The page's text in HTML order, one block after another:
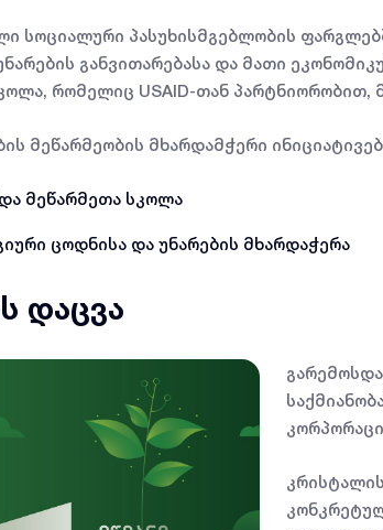
სოციალური პასუხისმგებლობის
განვითარებასა და მათი
რომელიც USAID-თან
მეწარმეობის მხარდამჭერი
მეწარმეთა სკოლა
ცოდნისა და უნარების მხარდაჭერა
დაცვა